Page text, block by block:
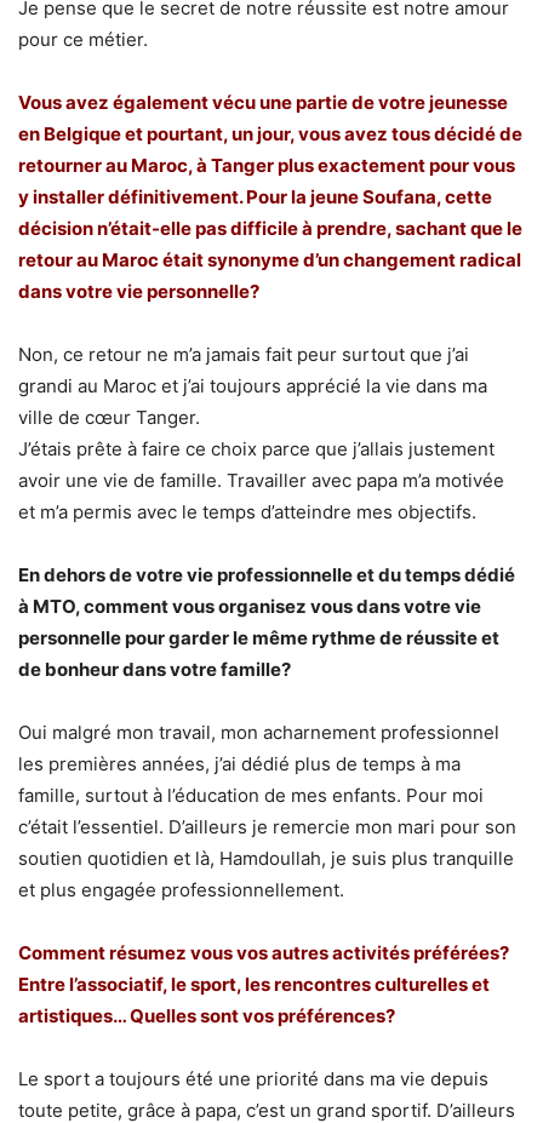
Je pense que le secret de notre réussite est notre amour
pour ce métier.
Vous avez également vécu une partie de votre jeunesse
en Belgique et pourtant, un jour, vous avez tous décidé de
retourner au Maroc, à Tanger plus exactement pour vous
y installer définitivement. Pour la jeune Soufana, cette
décision n’était-elle pas difficile à prendre, sachant que le
retour au Maroc était synonyme d’un changement radical
dans votre vie personnelle?
Non, ce retour ne m’a jamais fait peur surtout que j’ai
grandi au Maroc et j’ai toujours apprécié la vie dans ma
ville de cœur Tanger.
J’étais prête à faire ce choix parce que j’allais justement
avoir une vie de famille. Travailler avec papa m’a motivée
et m’a permis avec le temps d’atteindre mes objectifs.
En dehors de votre vie professionnelle et du temps dédié
à MTO, comment vous organisez vous dans votre vie
personnelle pour garder le même rythme de réussite et
de bonheur dans votre famille?
Oui malgré mon travail, mon acharnement professionnel
les premières années, j’ai dédié plus de temps à ma
famille, surtout à l’éducation de mes enfants. Pour moi
c’était l’essentiel. D’ailleurs je remercie mon mari pour son
soutien quotidien et là, Hamdoullah, je suis plus tranquille
et plus engagée professionnellement.
Comment résumez vous vos autres activités préférées?
Entre l’associatif, le sport, les rencontres culturelles et
artistiques… Quelles sont vos préférences?
Le sport a toujours été une priorité dans ma vie depuis
toute petite, grâce à papa, c’est un grand sportif. D’ailleurs